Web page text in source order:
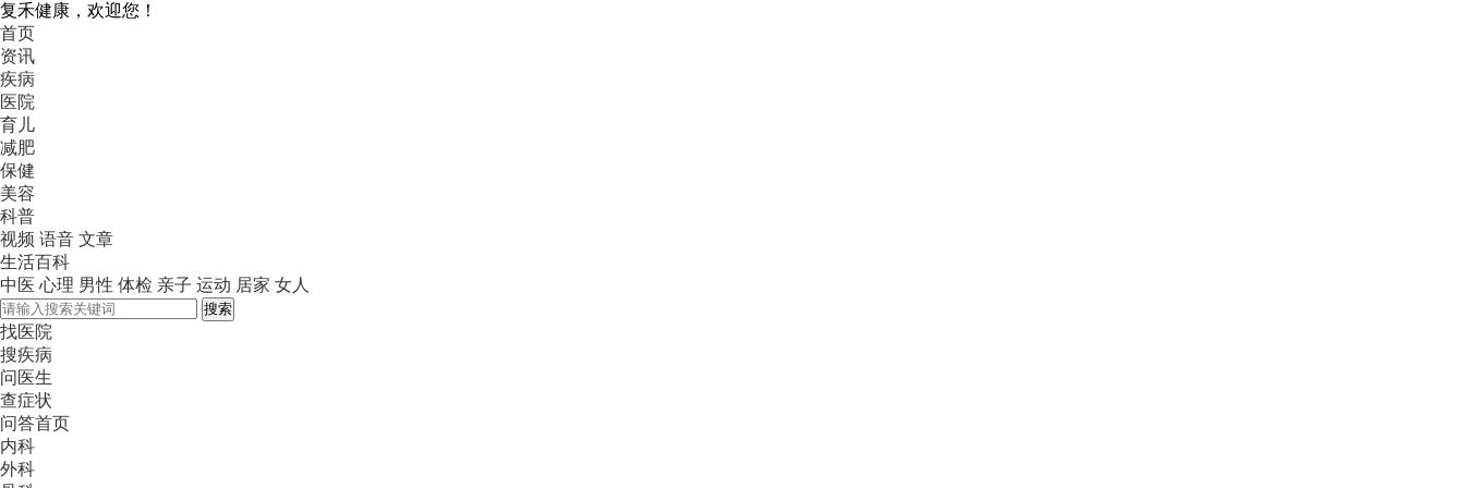
复禾健康，欢迎您！
首页
资讯
疾病
医院
育儿
减肥
保健
美容
科普
视频 语音 文章
生活百科
中医 心理 男性 体检 亲子 运动 居家 女人
搜索
找医院
搜疾病
问医生
查症状
问答首页
内科
外科